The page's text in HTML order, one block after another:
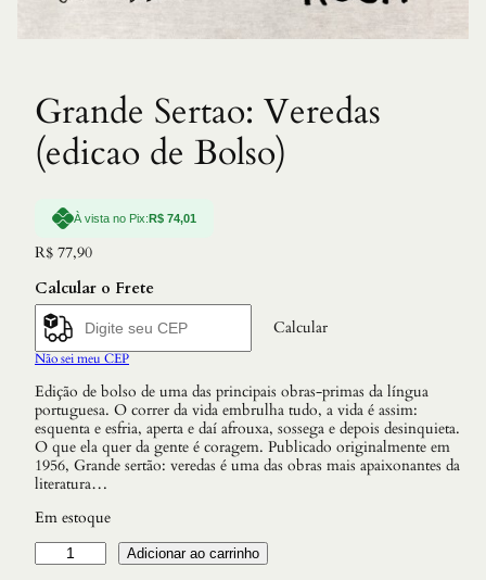
Grande Sertao: Veredas
(edicao de Bolso)
À vista no Pix:R$ 74,01
R$ 77,90
Calcular o Frete
Calcular
Não sei meu CEP
Edição de bolso de uma das principais obras-primas da língua
portuguesa. O correr da vida embrulha tudo, a vida é assim:
esquenta e esfria, aperta e daí afrouxa, sossega e depois desinquieta.
O que ela quer da gente é coragem. Publicado originalmente em
1956, Grande sertão: veredas é uma das obras mais apaixonantes da
literatura…
Em estoque
G
r
Adicionar ao carrinho